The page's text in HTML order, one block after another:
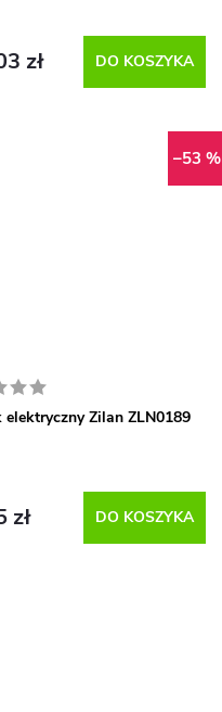
zł DO KOSZYKA
–53 %
elektryczny Zilan ZLN0189
zł DO KOSZYKA